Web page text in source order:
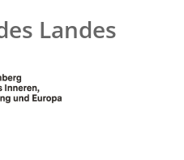
Landes